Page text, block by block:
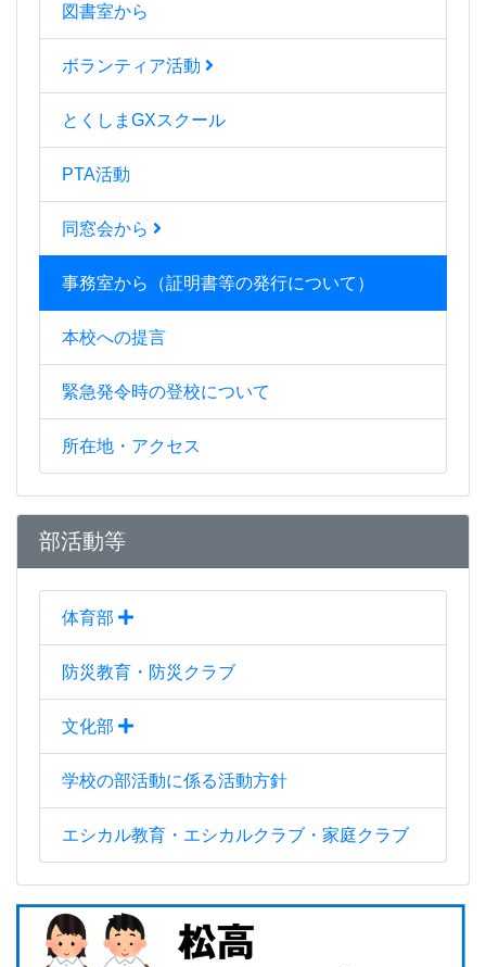
図書室から
ボランティア活動
とくしまGXスクール
PTA活動
同窓会から
事務室から（証明書等の発行について）
本校への提言
緊急発令時の登校について
所在地・アクセス
部活動等
体育部
防災教育・防災クラブ
文化部
学校の部活動に係る活動方針
エシカル教育・エシカルクラブ・家庭クラブ